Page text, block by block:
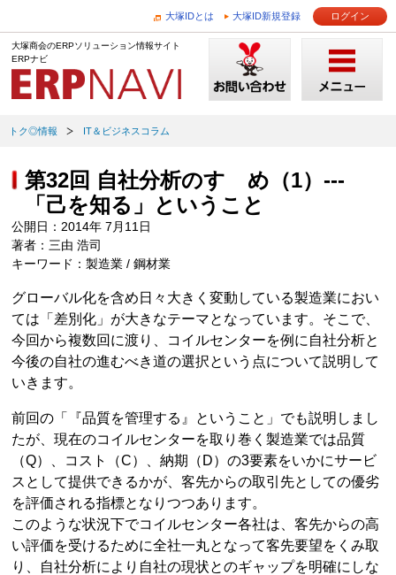
大塚IDとは 大塚ID新規登録 ログイン
大塚商会のERPソリューション情報サイト
ERPナビ
トク◎情報 IT＆ビジネスコラム
第32回 自社分析のすゝめ（1）---
「己を知る」ということ
公開日：2014年 7月11日
著者：三由 浩司
キーワード：製造業 / 鋼材業
グローバル化を含め日々大きく変動している製造業におい
ては「差別化」が大きなテーマとなっています。そこで、
今回から複数回に渡り、コイルセンターを例に自社分析と
今後の自社の進むべき道の選択という点について説明して
いきます。
前回の「『品質を管理する』ということ」でも説明しまし
たが、現在のコイルセンターを取り巻く製造業では品質
（Q）、コスト（C）、納期（D）の3要素をいかにサービ
スとして提供できるかが、客先からの取引先としての優劣
を評価される指標となりつつあります。
このような状況下でコイルセンター各社は、客先からの高
い評価を受けるために全社一丸となって客先要望をくみ取
り、自社分析により自社の現状とのギャップを明確にしな